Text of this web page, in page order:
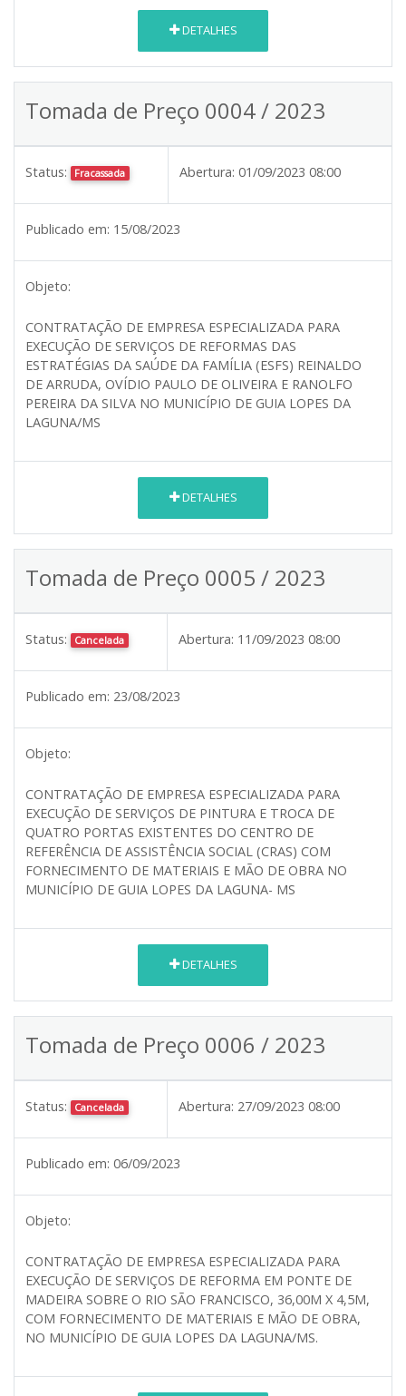
DETALHES
Tomada de Preço 0004 / 2023
Status: Fracassada Abertura: 01/09/2023 08:00
Publicado em: 15/08/2023
Objeto:
CONTRATAÇÃO DE EMPRESA ESPECIALIZADA PARA
EXECUÇÃO DE SERVIÇOS DE REFORMAS DAS
ESTRATÉGIAS DA SAÚDE DA FAMÍLIA (ESFS) REINALDO
DE ARRUDA, OVÍDIO PAULO DE OLIVEIRA E RANOLFO
PEREIRA DA SILVA NO MUNICÍPIO DE GUIA LOPES DA
LAGUNA/MS
DETALHES
Tomada de Preço 0005 / 2023
Status: Cancelada Abertura: 11/09/2023 08:00
Publicado em: 23/08/2023
Objeto:
CONTRATAÇÃO DE EMPRESA ESPECIALIZADA PARA
EXECUÇÃO DE SERVIÇOS DE PINTURA E TROCA DE
QUATRO PORTAS EXISTENTES DO CENTRO DE
REFERÊNCIA DE ASSISTÊNCIA SOCIAL (CRAS) COM
FORNECIMENTO DE MATERIAIS E MÃO DE OBRA NO
MUNICÍPIO DE GUIA LOPES DA LAGUNA- MS
DETALHES
Tomada de Preço 0006 / 2023
Status: Cancelada Abertura: 27/09/2023 08:00
Publicado em: 06/09/2023
Objeto:
CONTRATAÇÃO DE EMPRESA ESPECIALIZADA PARA
EXECUÇÃO DE SERVIÇOS DE REFORMA EM PONTE DE
MADEIRA SOBRE O RIO SÃO FRANCISCO, 36,00M X 4,5M,
COM FORNECIMENTO DE MATERIAIS E MÃO DE OBRA,
NO MUNICÍPIO DE GUIA LOPES DA LAGUNA/MS.